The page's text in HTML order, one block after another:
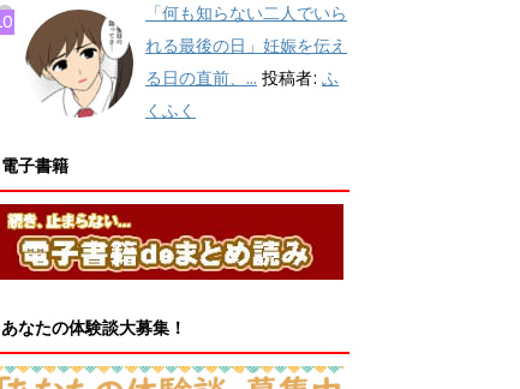
「何も知らない二人でいら
れる最後の日」妊娠を伝え
る日の直前、... 投稿者: ふ
くふく
電子書籍
あなたの体験談大募集！